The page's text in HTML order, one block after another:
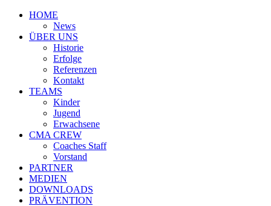
HOME
News
ÜBER UNS
Historie
Erfolge
Referenzen
Kontakt
TEAMS
Kinder
Jugend
Erwachsene
CMA CREW
Coaches Staff
Vorstand
PARTNER
MEDIEN
DOWNLOADS
PRÄVENTION